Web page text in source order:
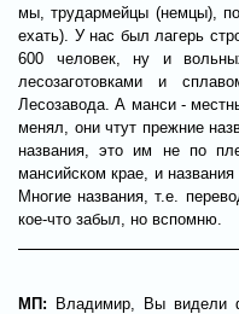
мы, трудармейцы (немцы),
ехать). У нас был лагерь
600 человек, ну и
лесозаготовками и
Лесозавода. А манси -
менял, они чтут прежние
названия, это им не по
мансийском крае, и
Многие названия, т.е.
кое-что забыл, но вспомню.
МП: Владимир, Вы видели